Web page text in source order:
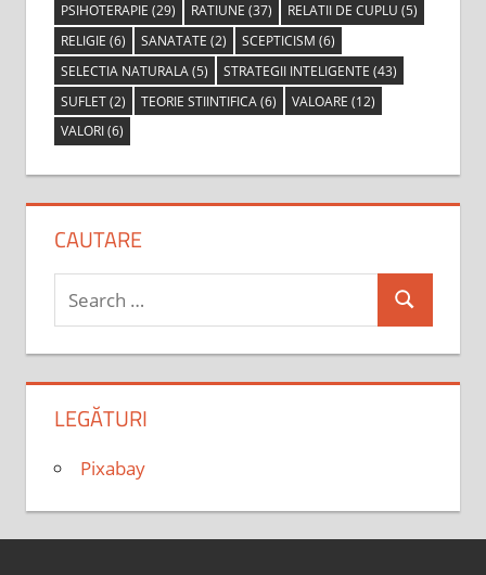
PSIHOTERAPIE (29) RATIUNE (37) RELATII DE CUPLU (5)
RELIGIE (6) SANATATE (2) SCEPTICISM (6)
SELECTIA NATURALA(5) STRATEGII INTELIGENTE (43)
SUFLET(2) TEORIE STIINTIFICA(6) VALOARE (12)
VALORI(6)
CAUTARE
Search
for:
Search
LEGĂTURI
Pixabay